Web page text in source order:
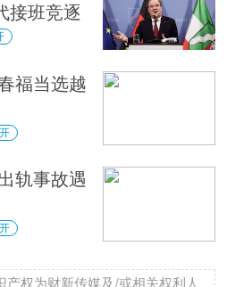
接班竞逐
福当选越
轨事故遇
产权为财新传媒及/或相关权利人